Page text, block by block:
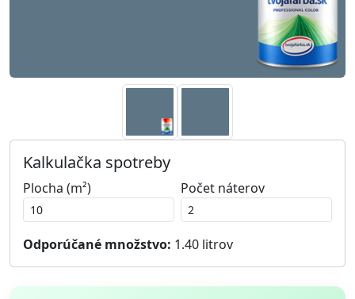
Kalkulačka spotreby
Plocha (m²) Počet náterov
Odporúčané množstvo: 1.40 litrov